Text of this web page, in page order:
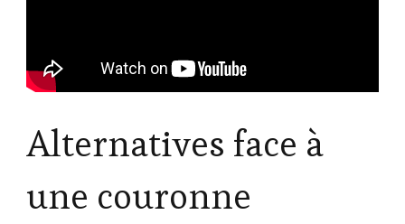
Alternatives face à
une couronne